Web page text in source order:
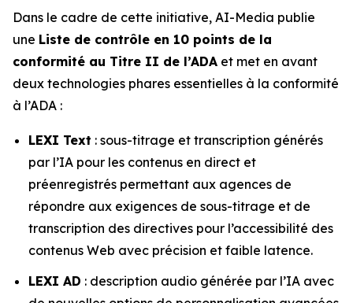
Dans le cadre de cette initiative, AI-Media publie
une Liste de contrôle en 10 points de la
conformité au Titre II de l’ADA et met en avant
deux technologies phares essentielles à la conformité
à l’ADA :
LEXI Text : sous-titrage et transcription générés
par l’IA pour les contenus en direct et
préenregistrés permettant aux agences de
répondre aux exigences de sous-titrage et de
transcription des directives pour l’accessibilité des
contenus Web avec précision et faible latence.
LEXI AD : description audio générée par l’IA avec